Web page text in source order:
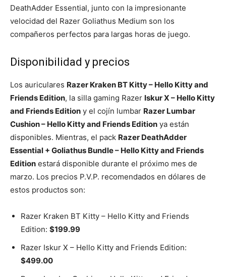
DeathAdder Essential, junto con la impresionante
velocidad del Razer Goliathus Medium son los
compañeros perfectos para largas horas de juego.
Disponibilidad y precios
Los auriculares Razer Kraken BT Kitty – Hello Kitty and
Friends Edition, la silla gaming Razer Iskur X – Hello Kitty
and Friends Edition y el cojín lumbar Razer Lumbar
Cushion – Hello Kitty and Friends Edition ya están
disponibles. Mientras, el pack Razer DeathAdder
Essential + Goliathus Bundle – Hello Kitty and Friends
Edition estará disponible durante el próximo mes de
marzo. Los precios P.V.P. recomendados en dólares de
estos productos son:
Razer Kraken BT Kitty – Hello Kitty and Friends
Edition: $199.99
Razer Iskur X – Hello Kitty and Friends Edition:
$499.00